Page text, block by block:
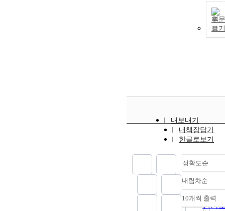
원문
보기
내보내기
내책장담기
한글로보기
정확도순
정확
순
인기
내림차순
내림
10개씩 출력